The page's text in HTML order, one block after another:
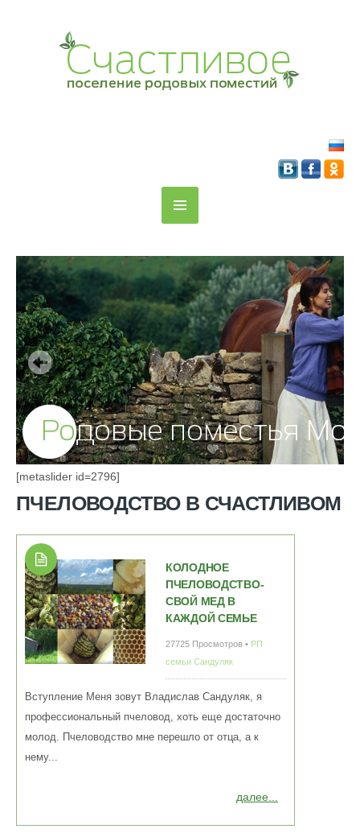
[metaslider id=2796]
ПЧЕЛОВОДСТВО В СЧАСТЛИВОМ
КОЛОДНОЕ
ПЧЕЛОВОДСТВО-
СВОЙ МЕД В
КАЖДОЙ СЕМЬЕ
27725 Просмотров • РП
семьи Сандуляк
далее...
Вступление Меня зовут Владислав Сандуляк, я
профессиональный пчеловод, хоть еще достаточно
молод. Пчеловодство мне перешло от отца, а к
нему...